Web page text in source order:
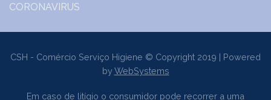
CSH - Comércio Serviço Higiene © Copyright 2019 | Powered
byWebSystems
Em caso de litígio o consumidor pode recorrer a uma